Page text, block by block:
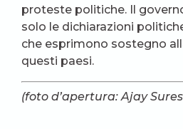
proteste politiche. Il
solo le dichiarazioni
che esprimono sostegno
questi paesi.
(foto d’apertura: Ajay